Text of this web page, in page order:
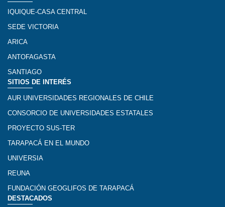
IQUIQUE-CASA CENTRAL
SEDE VICTORIA
ARICA
ANTOFAGASTA
SANTIAGO
SITIOS DE INTERÉS
AUR UNIVERSIDADES REGIONALES DE CHILE
CONSORCIO DE UNIVERSIDADES ESTATALES
PROYECTO SUS-TER
TARAPACÁ EN EL MUNDO
UNIVERSIA
REUNA
FUNDACIÓN GEOGLIFOS DE TARAPACÁ
DESTACADOS